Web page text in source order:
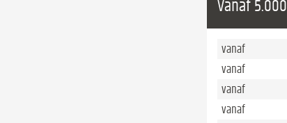
Vanaf
vanaf
vanaf
vanaf
vanaf